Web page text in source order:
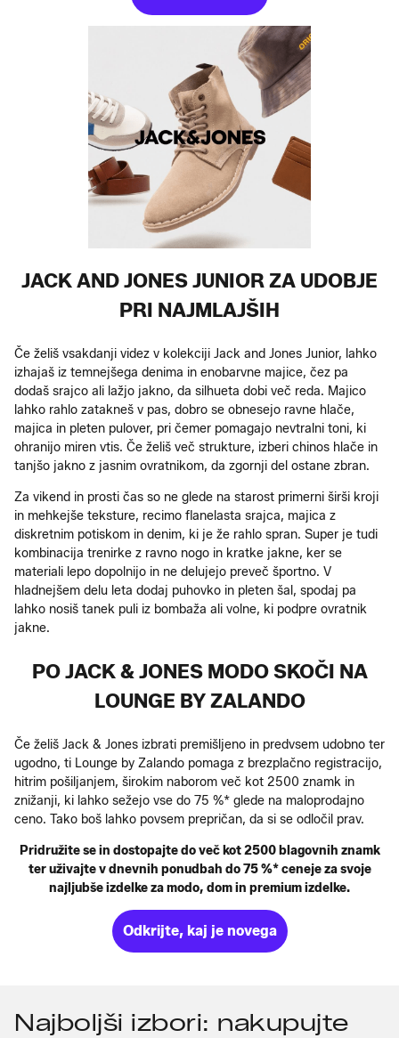
JACK AND JONES JUNIOR ZA UDOBJE
PRI NAJMLAJŠIH
Če želiš vsakdanji videz v kolekciji Jack and Jones Junior, lahko
izhajaš iz temnejšega denima in enobarvne majice, čez pa
dodaš srajco ali lažjo jakno, da silhueta dobi več reda. Majico
lahko rahlo zatakneš v pas, dobro se obnesejo ravne hlače,
majica in pleten pulover, pri čemer pomagajo nevtralni toni, ki
ohranijo miren vtis. Če želiš več strukture, izberi chinos hlače in
tanjšo jakno z jasnim ovratnikom, da zgornji del ostane zbran.
Za vikend in prosti čas so ne glede na starost primerni širši kroji
in mehkejše teksture, recimo flanelasta srajca, majica z
diskretnim potiskom in denim, ki je že rahlo spran. Super je tudi
kombinacija trenirke z ravno nogo in kratke jakne, ker se
materiali lepo dopolnijo in ne delujejo preveč športno. V
hladnejšem delu leta dodaj puhovko in pleten šal, spodaj pa
lahko nosiš tanek puli iz bombaža ali volne, ki podpre ovratnik
jakne.
PO JACK & JONES MODO SKOČI NA
LOUNGE BY ZALANDO
Če želiš Jack & Jones izbrati premišljeno in predvsem udobno ter
ugodno, ti Lounge by Zalando pomaga z brezplačno registracijo,
hitrim pošiljanjem, širokim naborom več kot 2500 znamk in
znižanji, ki lahko sežejo vse do 75 %* glede na maloprodajno
ceno. Tako boš lahko povsem prepričan, da si se odločil prav.
Pridružite se in dostopajte do več kot 2500 blagovnih znamk
ter uživajte v dnevnih ponudbah do 75 %* ceneje za svoje
najljubše izdelke za modo, dom in premium izdelke.
Odkrijte, kaj je novega
Najboljši izbori: nakupujte